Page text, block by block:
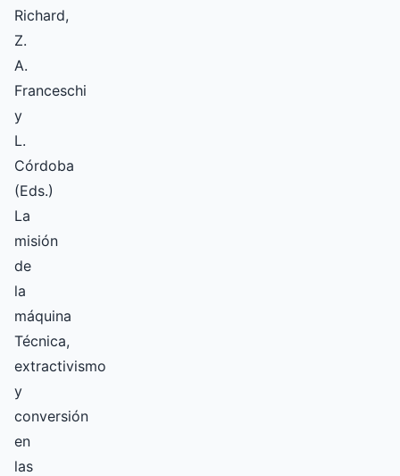
Richard,
Z.
A.
Franceschi
y
L.
Córdoba
(Eds.)
La
misión
de
la
máquina
Técnica,
extractivismo
y
conversión
en
las